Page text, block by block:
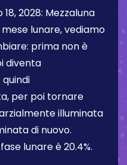
18, 2028: Mezzaluna
lunare, vediamo
prima non è
diventa
per poi tornare
illuminata
di nuovo.
lunare è20.4%.